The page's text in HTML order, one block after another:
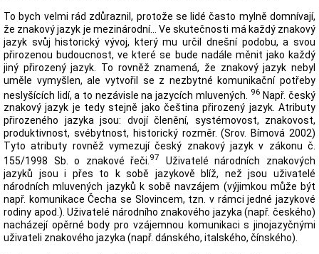
To bych velmi rád zdůraznil, protože se lidé často mylně domnívají,
že znakový jazyk je mezinárodní... Ve skutečnosti má každý znakový
jazyk svůj historický vývoj, který mu určil dnešní podobu, a svou
přirozenou budoucnost, ve které se bude nadále měnit jako každý
jiný přirozený jazyk. To rovněž znamená, že znakový jazyk nebyl
uměle vymyšlen, ale vytvořil se z nezbytné komunikační potřeby
neslyšících lidí, a to nezávisle na jazycích mluvených.
96 Např. český
znakový jazyk je tedy stejně jako čeština přirozený jazyk. Atributy
přirozeného jazyka jsou: dvojí členění, systémovost, znakovost,
produktivnost, svébytnost, historický rozměr. (Srov. Bímová 2002)
Tyto atributy rovněž vymezují český znakový jazyk v zákonu č.
155/1998 Sb. o znakové řeči. 97
Uživatelé národních znakových
jazyků jsou i přes to k sobě jazykově blíž, než jsou uživatelé
národních mluvených jazyků k sobě navzájem (výjimkou může být
např. komunikace Čecha se Slovincem, tzn. v rámci jedné jazykové
rodiny apod.). Uživatelé národního znakového jazyka (např. českého)
nacházejí opěrné body pro vzájemnou komunikaci s jinojazyčnými
uživateli znakového jazyka (např. dánského, italského, čínského).